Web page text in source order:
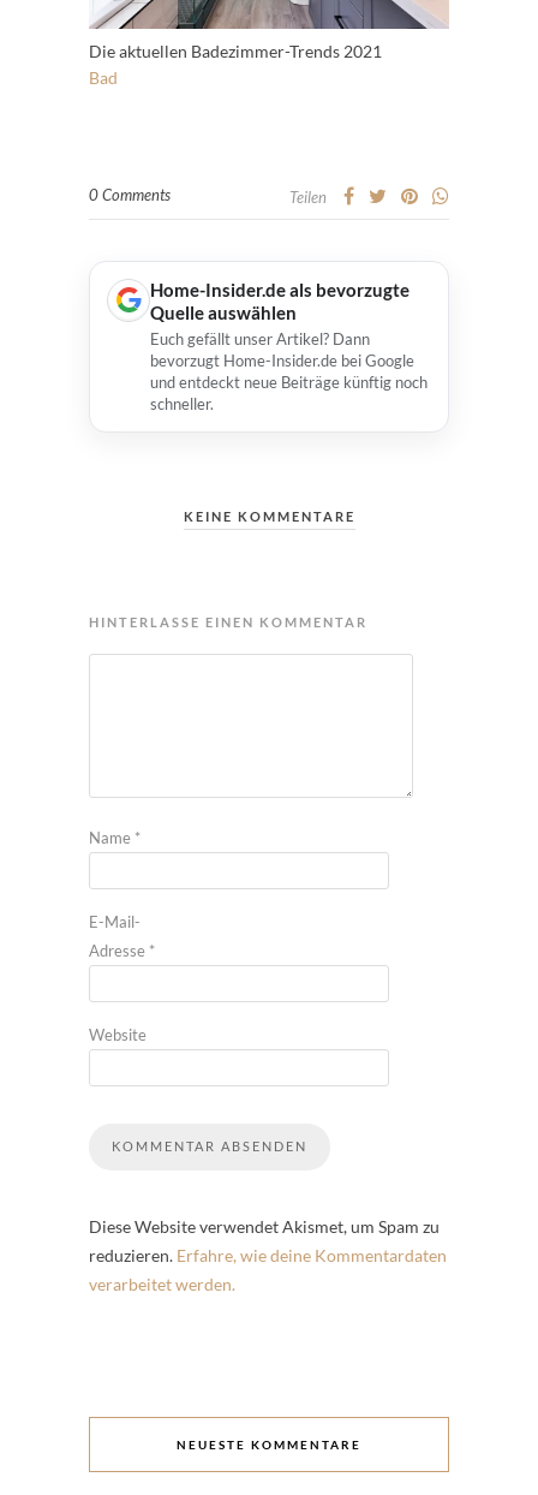
Die aktuellen Badezimmer-Trends 2021
Bad
0 Comments Teilen
Home-Insider.de als bevorzugte
Quelle auswählen
Euch gefällt unser Artikel? Dann
bevorzugt Home-Insider.de bei Google
und entdeckt neue Beiträge künftig noch
schneller.
KEINE KOMMENTARE
HINTERLASSE EINEN KOMMENTAR
Name *
E-Mail-
Adresse *
Website
Diese Website verwendet Akismet, um Spam zu
reduzieren. Erfahre, wie deine Kommentardaten
verarbeitet werden.
NEUESTE KOMMENTARE